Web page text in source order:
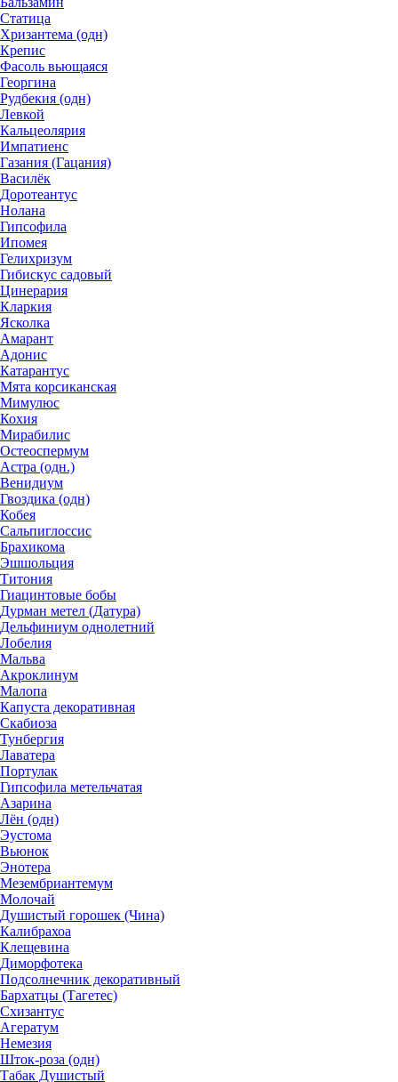
Статица
Хризантема (одн)
Крепис
Фасоль вьющаяся
Георгина
Рудбекия (одн)
Левкой
Кальцеолярия
Импатиенс
Газания (Гацания)
Василёк
Доротеантус
Нолана
Гипсофила
Ипомея
Гелихризум
Гибискус садовый
Цинерария
Кларкия
Ясколка
Амарант
Адонис
Катарантус
Мята корсиканская
Мимулюс
Кохия
Мирабилис
Остеоспермум
Астра (одн.)
Венидиум
Гвоздика (одн)
Кобея
Сальпиглоссис
Брахикома
Эшшольция
Титония
Гиацинтовые бобы
Дурман метел (Датура)
Дельфиниум однолетний
Лобелия
Мальва
Акроклинум
Малопа
Капуста декоративная
Скабиоза
Тунбергия
Лаватера
Портулак
Гипсофила метельчатая
Азарина
Лён (одн)
Эустома
Вьюнок
Энотера
Мезембриантемум
Молочай
Душистый горошек (Чина)
Калибрахоа
Клещевина
Диморфотека
Подсолнечник декоративный
Бархатцы (Тагетес)
Схизантус
Агератум
Немезия
Шток-роза (одн)
Табак Душистый